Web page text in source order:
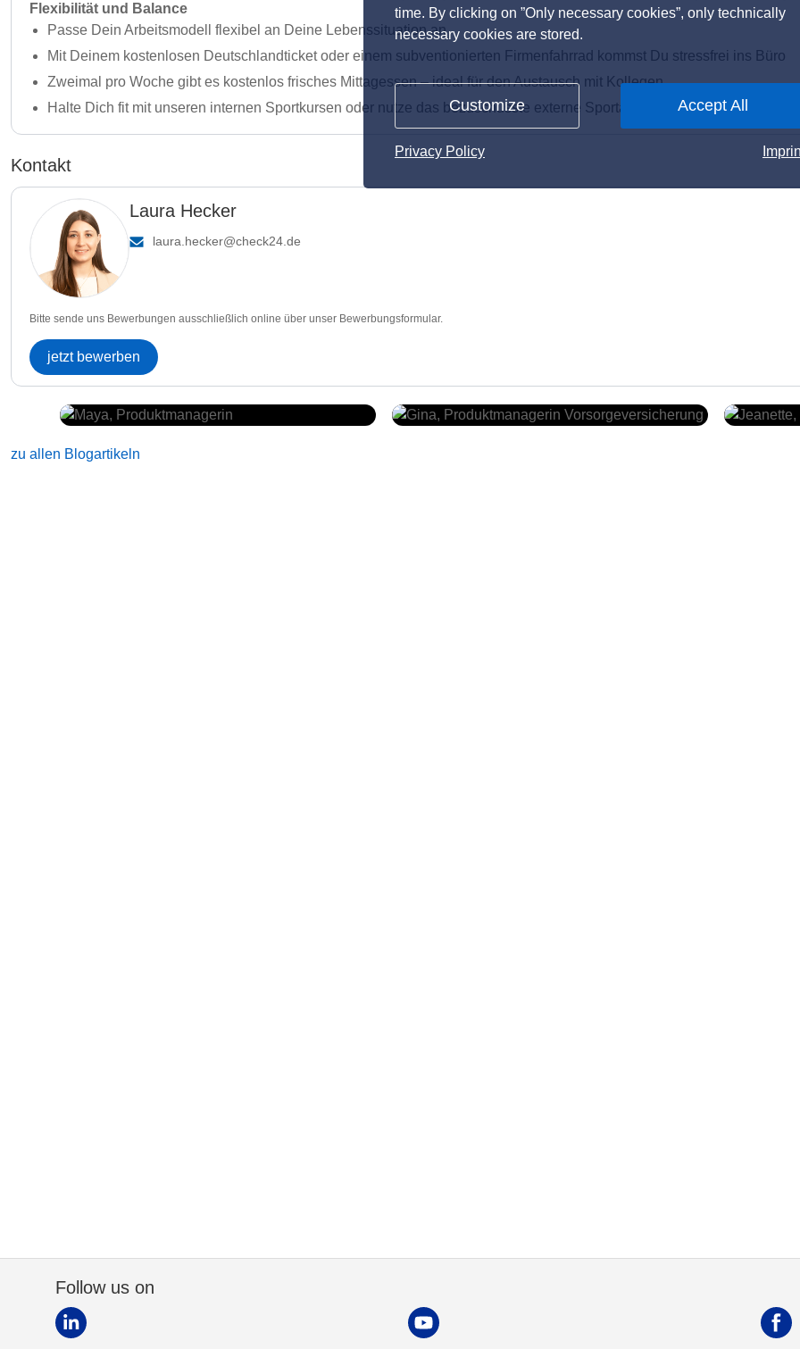
time. By clicking on ”Only necessary cookies”, only technically
necessary cookies are stored.
Customize Accept All
Privacy Policy
Flexibilität und Balance
Passe Dein Arbeitsmodell flexibel an Deine Lebenssituation an
Mit Deinem kostenlosen Deutschlandticket oder einem subventionierten Firmenfahrrad kommst Du stressfrei ins Büro
Zweimal pro Woche gibt es kostenlos frisches Mittagessen – ideal für den Austausch mit Kollegen
Halte Dich fit mit unseren internen Sportkursen oder nutze das bezuschusste externe Sportangebot (u.a. EGYM
Kontakt
Laura Hecker
laura.hecker@check24.de
Bitte sende uns Bewerbungen ausschließlich online über unser Bewerbungsformular.
jetzt bewerben
zu allen Blogartikeln
Follow us on